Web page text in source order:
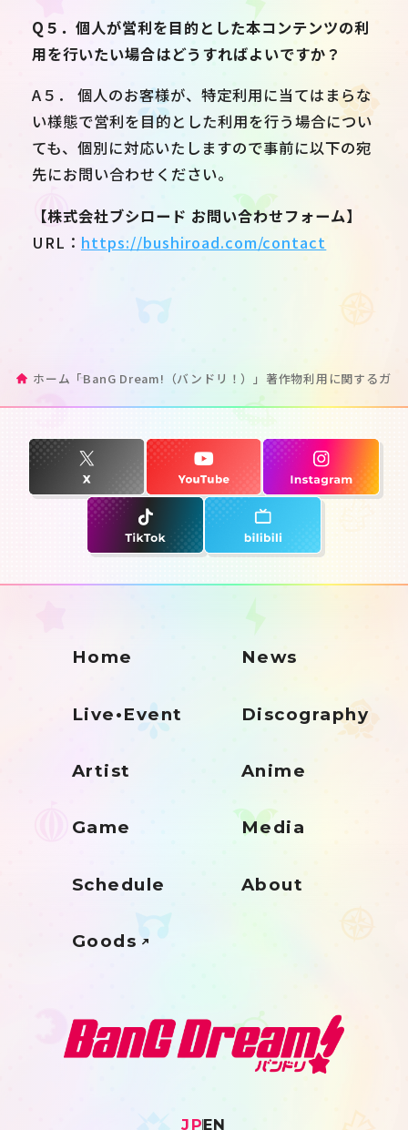
Q５．個人が営利を目的とした本コンテンツの利
用を行いたい場合はどうすればよいですか？
A５． 個人のお客様が、特定利用に当てはまらな
い様態で営利を目的とした利用を行う場合につい
ても、個別に対応いたしますので事前に以下の宛
先にお問い合わせください。
【株式会社ブシロード お問い合わせフォーム】
URL： https://bushiroad.com/contact
ホーム 「BanG Dream!（バンドリ！）」著作物利用に関するガイ
Home News
Live•Event Discography
Artist Anime
Game Media
Schedule About
Goods
JPEN